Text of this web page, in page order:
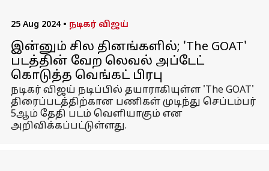
25 Aug 2024 • நடிகர் விஜய்
இன்னும் சில தினங்களில்; 'The GOAT'
படத்தின் வேற லெவல் அப்டேட்
கொடுத்த வெங்கட் பிரபு
நடிகர் விஜய் நடிப்பில் தயாராகியுள்ள 'The GOAT'
திரைப்படத்திற்கான பணிகள் முடிந்து செப்டம்பர்
5ஆம் தேதி படம் வெளியாகும் என
அறிவிக்கப்பட்டுள்ளது.